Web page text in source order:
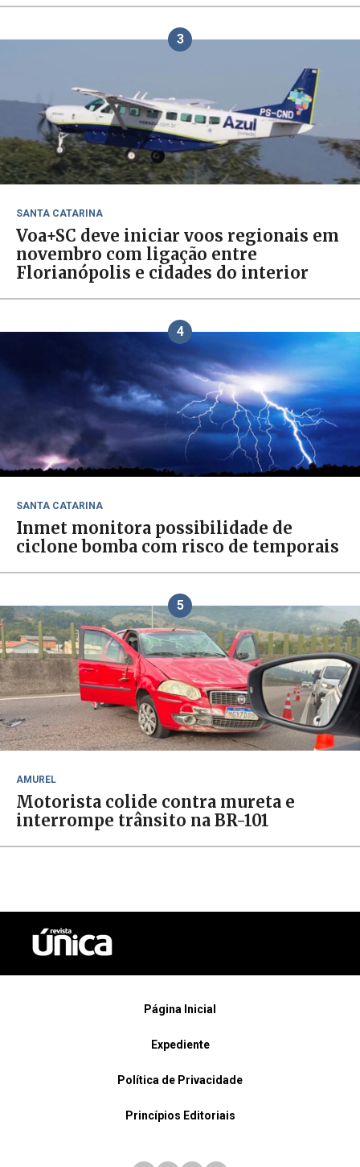
3
SANTA CATARINA
Voa+SC deve iniciar voos regionais em
novembro com ligação entre
Florianópolis e cidades do interior
4
SANTA CATARINA
Inmet monitora possibilidade de
ciclone bomba com risco de temporais
5
AMUREL
Motorista colide contra mureta e
interrompe trânsito na BR-101
Página Inicial
Expediente
Política de Privacidade
Princípios Editoriais